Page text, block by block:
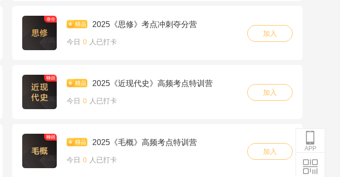
2025《思修》考点冲刺夺分营
今日 0 人已打卡
加入
2025《近现代史》高频考点特训营
今日 0 人已打卡
加入
2025《毛概》高频考点特训营
今日 0 人已打卡
加入 APP